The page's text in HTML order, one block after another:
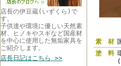
店長の伊豆蔵(いずくら)で
す。
子供達や環境に優しい天然素
材、ヒノキやスギなど国産材
を中心に使用した無垢家具を
ご紹介します。
店長日記はこちら >>
素 材
塗 料